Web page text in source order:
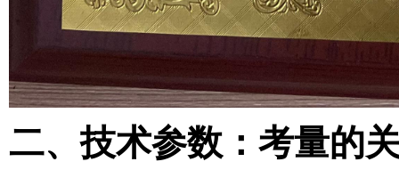
二、技术参数：考量的